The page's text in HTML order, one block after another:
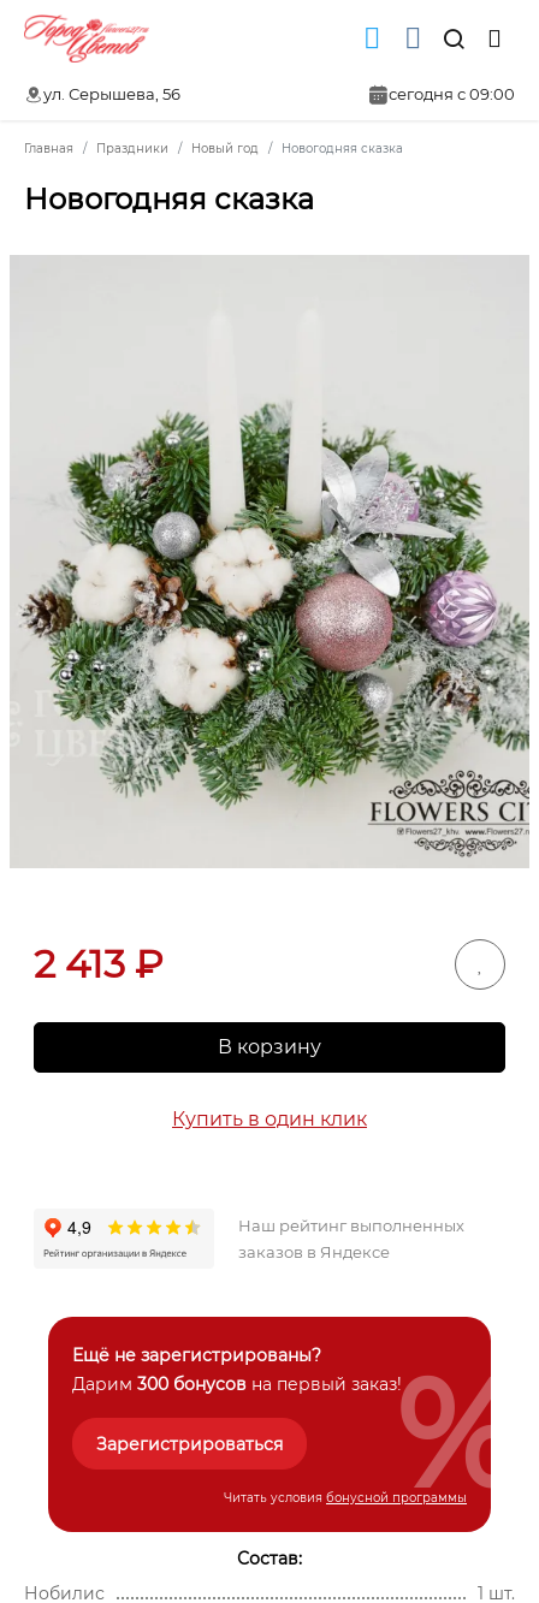
ул. Серышева, 56 сегодня с 09:00
Главная Праздники Новый год Новогодняя сказка
Новогодняя сказка
2 413 ₽
В корзину
Купить в один клик
Наш рейтинг выполненных
заказов в Яндексе
Ещё не зарегистрированы?
Дарим 300 бонусов на первый заказ!
Зарегистрироваться
Читать условия бонусной программы
%
Состав:
Нобилис
1 шт.